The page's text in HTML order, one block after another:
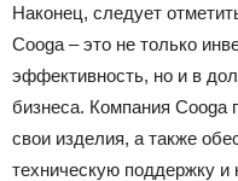
Наконец, следует
Cooga – это не только
эффективность, но и в
бизнеса. Компания Cooga
свои изделия, а также
техническую поддержку и